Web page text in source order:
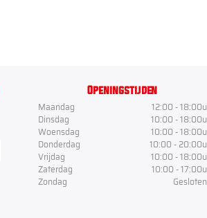
Openingstijden
Maandag
12:00 - 18:00u
Dinsdag
10:00 - 18:00u
Woensdag
10:00 - 18:00u
Donderdag
10:00 - 20:00u
Vrijdag
10:00 - 18:00u
Zaterdag
10:00 - 17:00u
Zondag
Gesloten